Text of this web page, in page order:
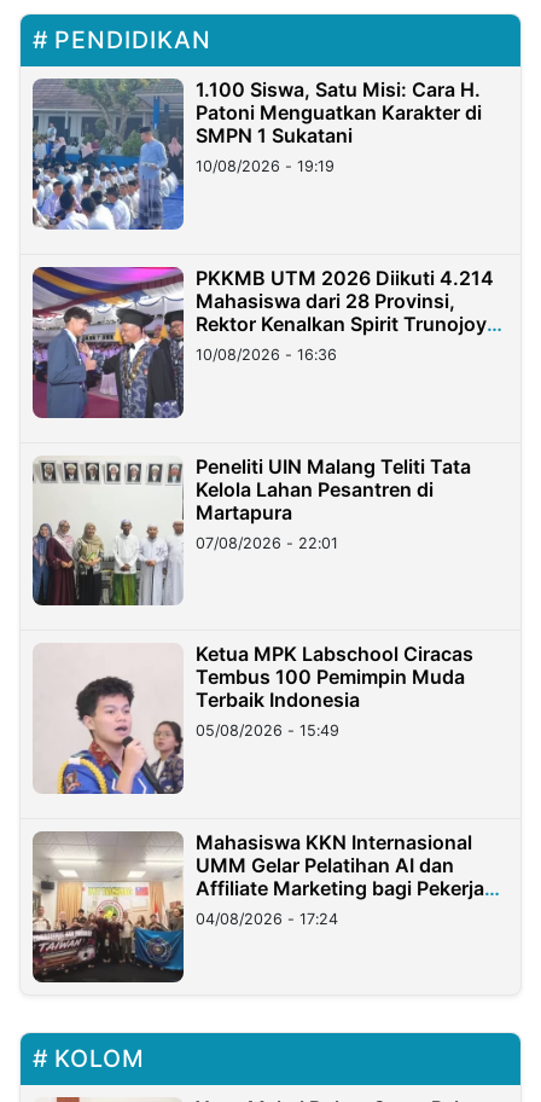
PENDIDIKAN
1.100 Siswa, Satu Misi: Cara H.
Patoni Menguatkan Karakter di
SMPN 1 Sukatani
10/08/2026 - 19:19
PKKMB UTM 2026 Diikuti 4.214
Mahasiswa dari 28 Provinsi,
Rektor Kenalkan Spirit Trunojoyo
Masa Kini
10/08/2026 - 16:36
Peneliti UIN Malang Teliti Tata
Kelola Lahan Pesantren di
Martapura
07/08/2026 - 22:01
Ketua MPK Labschool Ciracas
Tembus 100 Pemimpin Muda
Terbaik Indonesia
05/08/2026 - 15:49
Mahasiswa KKN Internasional
UMM Gelar Pelatihan AI dan
Affiliate Marketing bagi Pekerja
Migran Indonesia di Taiwan
04/08/2026 - 17:24
KOLOM